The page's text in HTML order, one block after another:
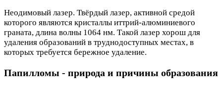
Неодимовый лазер. Твёрдый лазер, активной средой
которого являются кристаллы иттрий-алюминиевого
граната, длина волны 1064 нм. Такой лазер хорош для
удаления образований в труднодоступных местах, в
которых требуется бережное удаление.
Папилломы - природа и причины образования